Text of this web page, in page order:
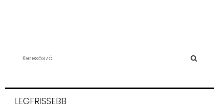
h
LEGFRISSEBB